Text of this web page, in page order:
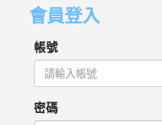
會員登入
帳號
密碼